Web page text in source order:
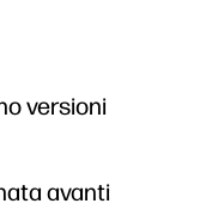
versioni
avanti